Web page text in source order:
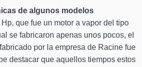
de algunos modelos
que fue un motor a vapor del tipo
se fabricaron apenas unos pocos, el
por la empresa de Racine fue
destacar que aquellos tiempos estos